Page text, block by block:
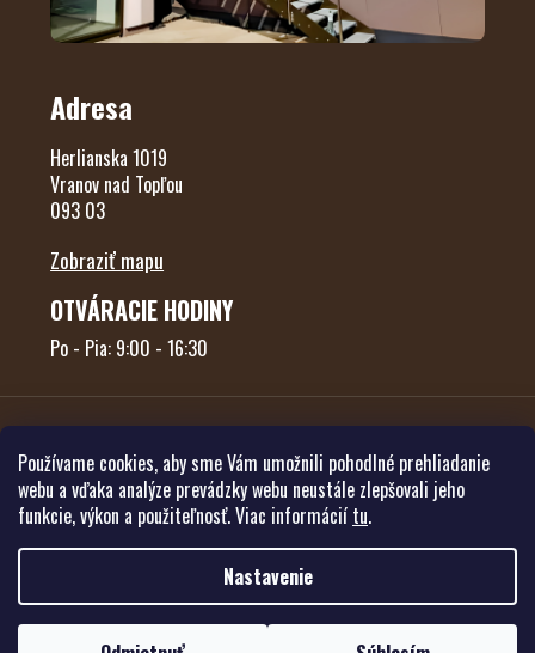
Používame cookies, aby sme Vám umožnili pohodlné prehliadanie
webu a vďaka analýze prevádzky webu neustále zlepšovali jeho
funkcie, výkon a použiteľnosť. Viac informácií tu.
Nastavenie
Adresa
Herlianska 1019
Vranov nad Topľou
093 03
Zobraziť mapu
OTVÁRACIE HODINY
Po - Pia: 9:00 - 16:30
Poľovníctvo Forest